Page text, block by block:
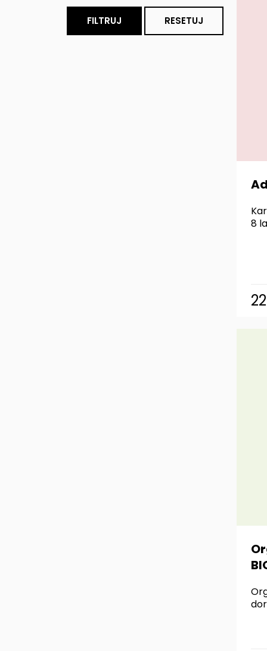
FILTRUJ RESETUJ
8